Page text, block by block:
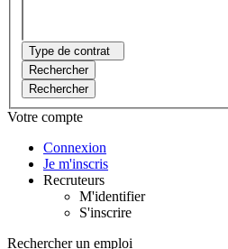
Type de contrat
Rechercher
Rechercher
Votre compte
Connexion
Je m'inscris
Recruteurs
M'identifier
S'inscrire
Rechercher un emploi